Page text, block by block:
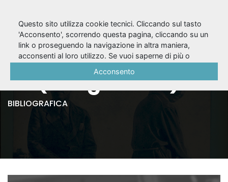
Il Dramma, A. VII, n.
117 (1° luglio 1931)
BIBLIOGRAFICA
Questo sito utilizza cookie tecnici. Cliccando sul tasto
'Acconsento', scorrendo questa pagina, cliccando su un
link o proseguendo la navigazione in altra maniera,
acconsenti al loro utilizzo. Se vuoi saperne di più o
Acconsento